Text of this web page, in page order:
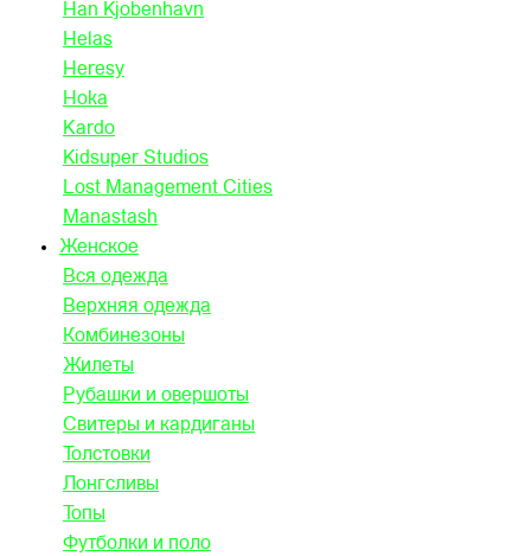
Han Kjobenhavn
Helas
Heresy
Hoka
Kardo
Kidsuper Studios
Lost Management Cities
Manastash
Женское
Вся одежда
Верхняя одежда
Комбинезоны
Жилеты
Рубашки и овершоты
Свитеры и кардиганы
Толстовки
Лонгсливы
Топы
Футболки и поло